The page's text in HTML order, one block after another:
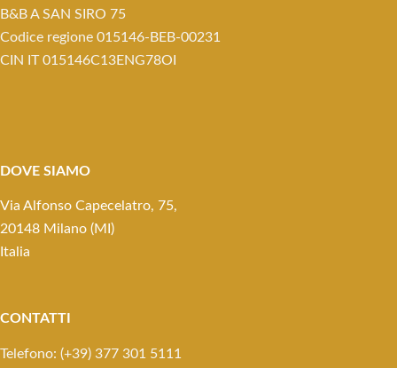
B&B A SAN SIRO 75
Codice regione 015146-BEB-00231
CIN IT 015146C13ENG78OI
DOVE SIAMO
Via Alfonso Capecelatro, 75,
20148 Milano (MI)
Italia
CONTATTI
Telefono: (+39) 377 301 5111